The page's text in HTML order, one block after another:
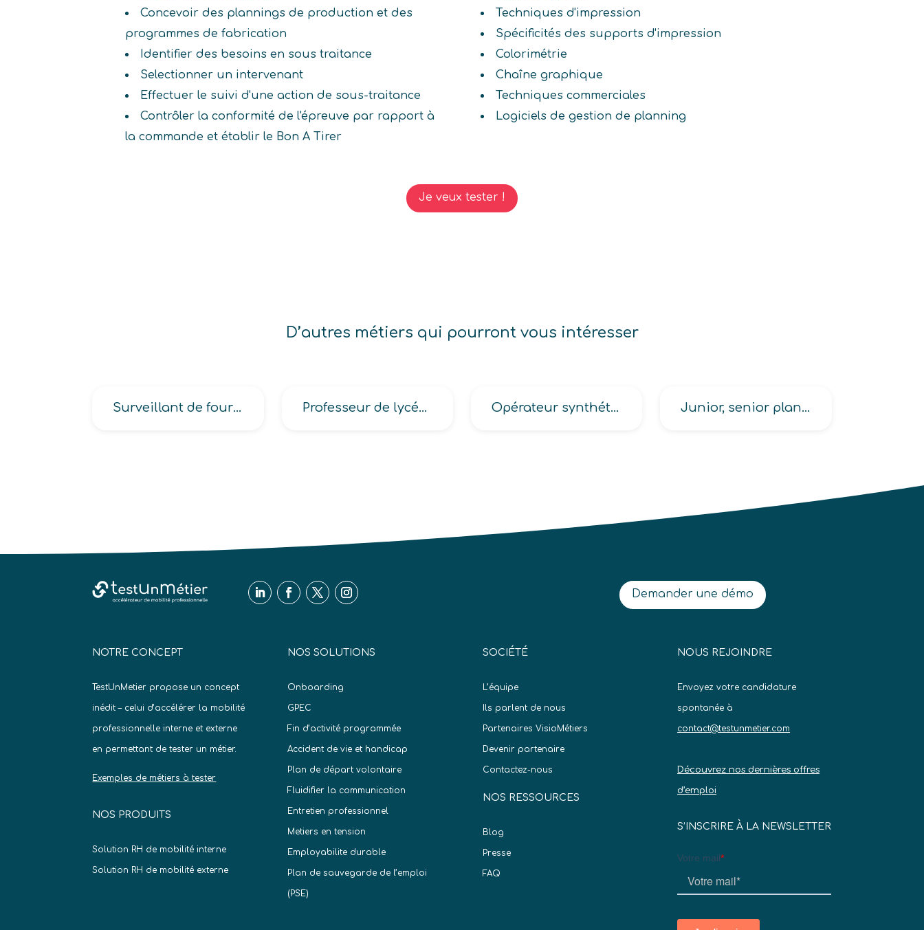
Concevoir des plannings de production et des
programmes de fabrication
Identifier des besoins en sous traitance
Selectionner un intervenant
Effectuer le suivi d'une action de sous-traitance
Contrôler la conformité de l'épreuve par rapport à
la commande et établir le Bon A Tirer
Techniques d'impression
Spécificités des supports d'impression
Colorimétrie
Chaîne graphique
Techniques commerciales
Logiciels de gestion de planning
Je veux tester !
D’autres métiers qui pourront vous intéresser
Surveillant de four en production, en transformation de verre Professeur de lycée professionnel -PLP- Opérateur synthétiseur Junior, senior planner
Demander une démo
NOTRE CONCEPT
TestUnMetier propose un concept
inédit – celui d’accélérer la mobilité
professionnelle interne et externe
en permettant de tester un métier.
Exemples de métiers à tester
NOS PRODUITS
Solution RH de mobilité interne
Solution RH de mobilité externe
NOS SOLUTIONS
Onboarding
GPEC
Fin d’activité programmée
Accident de vie et handicap
Plan de départ volontaire
Fluidifier la communication
Entretien professionnel
Metiers en tension
Employabilite durable
Plan de sauvegarde de l’emploi
(PSE)
SOCIÉTÉ
L’équipe
Ils parlent de nous
Partenaires VisioMétiers
Devenir partenaire
Contactez-nous
NOS RESSOURCES
Blog
Presse
FAQ
NOUS REJOINDRE
Envoyez votre candidature
spontanée à
contact@testunmetier.com
Découvrez nos dernières offres
d’emploi
S’INSCRIRE À LA NEWSLETTER